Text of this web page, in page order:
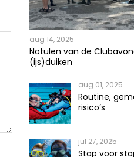
aug 14, 2025
Notulen van de
(ijs)duiken
aug 01, 2025
Routine,
risico’s
jul 27, 2025
Stap voor